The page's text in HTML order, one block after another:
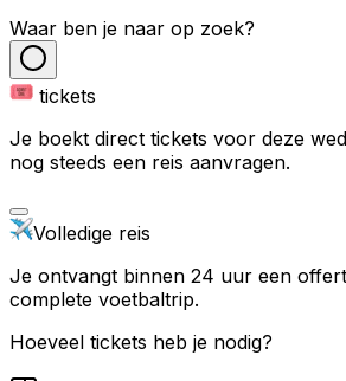
Waar ben je naar op zoek?
tickets
Je boekt direct tickets voor deze
nog steeds een reis aanvragen.
Volledige reis
Je ontvangt binnen 24 uur een
complete voetbaltrip.
Hoeveel tickets heb je nodig?